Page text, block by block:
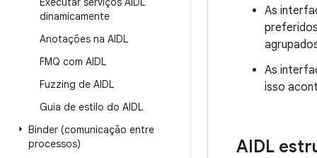
dinamicamente
Anotações na AIDL
FMQ com AIDL
Fuzzing de AIDL
Guia de estilo do AIDL
Binder (comunicação entre
processos)
As
As
isso
AIDL